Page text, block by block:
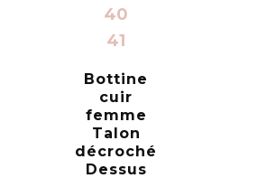
40
41
Bottine
cuir
femme
Talon
décroché
Dessus